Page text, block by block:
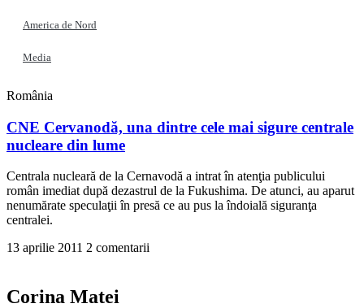
America de Nord
Media
România
CNE Cervanodă, una dintre cele mai sigure centrale
nucleare din lume
Centrala nucleară de la Cernavodă a intrat în atenţia publicului
român imediat după dezastrul de la Fukushima. De atunci, au aparut
nenumărate speculaţii în presă ce au pus la îndoială siguranţa
centralei.
13 aprilie 2011 2 comentarii
Corina Matei